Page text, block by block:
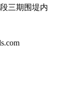
三期围堤内